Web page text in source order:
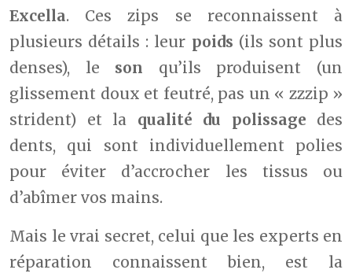
Excella. Ces zips se reconnaissent à
plusieurs détails : leur poids (ils sont plus
denses), le son qu’ils produisent (un
glissement doux et feutré, pas un « zzzip »
strident) et la qualité du polissage des
dents, qui sont individuellement polies
pour éviter d’accrocher les tissus ou
d’abîmer vos mains.
Mais le vrai secret, celui que les experts en
réparation connaissent bien, est la